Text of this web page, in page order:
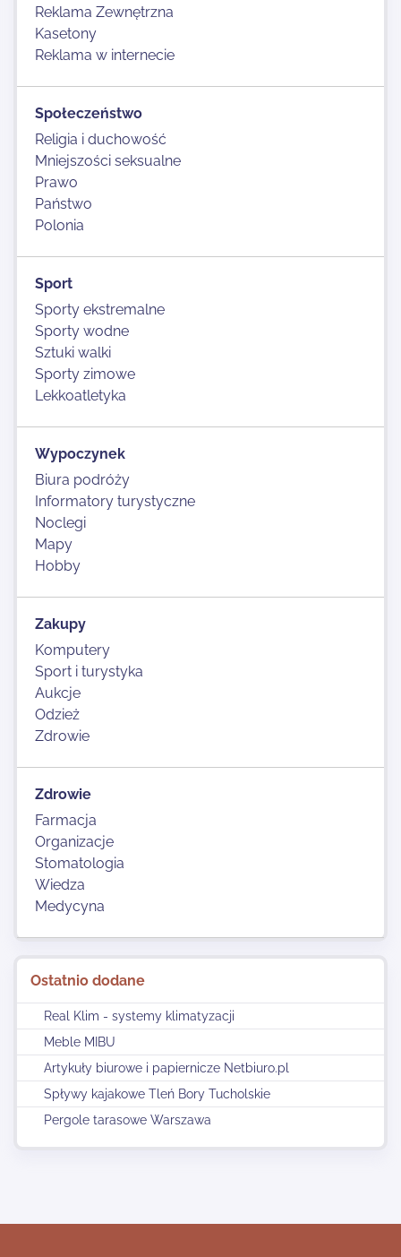
Ostatnio dodane
Real Klim - systemy klimatyzacji
Meble MIBU
Artykuły biurowe i papiernicze Netbiuro.pl
Spływy kajakowe Tleń Bory Tucholskie
Pergole tarasowe Warszawa
Reklama Zewnętrzna
Kasetony
Reklama w internecie
Społeczeństwo
Religia i duchowość
Mniejszości seksualne
Prawo
Państwo
Polonia
Sport
Sporty ekstremalne
Sporty wodne
Sztuki walki
Sporty zimowe
Lekkoatletyka
Wypoczynek
Biura podróży
Informatory turystyczne
Noclegi
Mapy
Hobby
Zakupy
Komputery
Sport i turystyka
Aukcje
Odzież
Zdrowie
Zdrowie
Farmacja
Organizacje
Stomatologia
Wiedza
Medycyna